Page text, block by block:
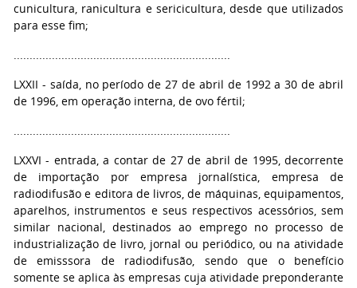
cunicultura, ranicultura e sericicultura, desde que utilizados
para esse fim;
....................................................................
LXXII - saída, no período de 27 de abril de 1992 a 30 de abril
de 1996, em operação interna, de ovo fértil;
....................................................................
LXXVI - entrada, a contar de 27 de abril de 1995, decorrente
de importação por empresa jornalística, empresa de
radiodifusão e editora de livros, de máquinas, equipamentos,
aparelhos, instrumentos e seus respectivos acessórios, sem
similar nacional, destinados ao emprego no processo de
industrialização de livro, jornal ou periódico, ou na atividade
de emisssora de radiodifusão, sendo que o benefício
somente se aplica às empresas cuja atividade preponderante